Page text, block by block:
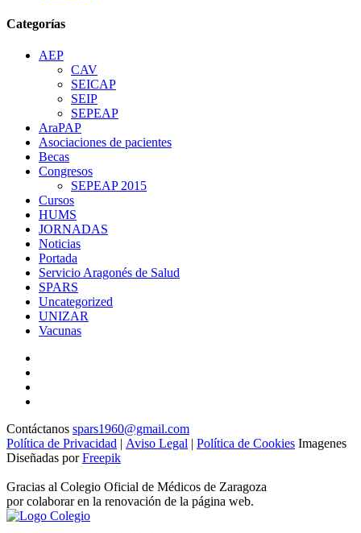
Categorías
AEP
CAV
SEICAP
SEIP
SEPEAP
AraPAP
Asociaciones de pacientes
Becas
Congresos
SEPEAP 2015
Cursos
HUMS
JORNADAS
Noticias
Portada
Servicio Aragonés de Salud
SPARS
Uncategorized
UNIZAR
Vacunas
Contáctanos spars1960@gmail.com
Política de Privacidad | Aviso Legal | Política de Cookies Imagenes
Diseñadas porFreepik
Gracias al Colegio Oficial de Médicos de Zaragoza
por colaborar en la renovación de la página web.